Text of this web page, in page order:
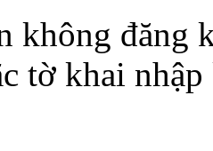
không đăng
tờ khai nhập